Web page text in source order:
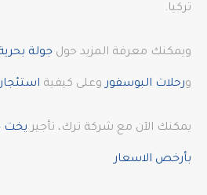
تركيا.
ويمكنك معرفة المزيد حول جولة
ورحلات البوسفوروعلى كيفية
يمكنك الآن مع شركة ترك، تأجير يخت
بأرخص الاسعار